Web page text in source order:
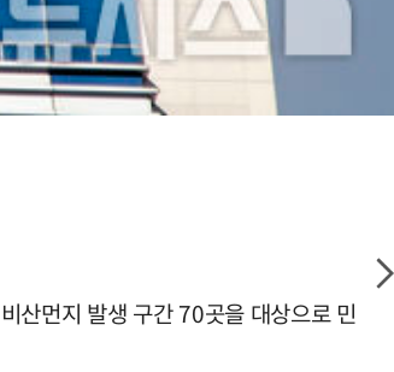
산먼지 발생 구간 70곳을 대상으로 민